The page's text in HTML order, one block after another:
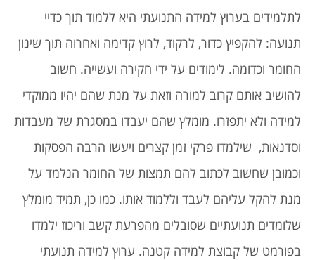
לתלמידים בערוץ למידה התנועתי היא ללמוד תוך כדיי
תנועה: להקפיץ כדור, לרקוד, לרוץ קדימה ואחרוה תוך שינון
החומר וכדומה. לימודים על ידי חקירה ועשייה. חשוב
להושיב אותם קרוב למורה וזאת על מנת שהם יהיו ממוקדי
למידה ולא יתפזרו. מומלץ שהם יעבדו במסגרת של מעבדות
וסדנאות, שילמדו פרקי זמן קצרים ויעשו הרבה הפסקות
וכמובן שחשוב לכתוב להם תמצות של החומר הנלמד על
מנת להקל עליהם לעבד וללמוד אותו. כמו כן, תמיד מומלץ
שלומדים תנועתיים שסובלים מהפרעת קשב וריכוז ילמדו
בפורמט של קבוצת למידה קטנה. ערוץ למידה תנועתי